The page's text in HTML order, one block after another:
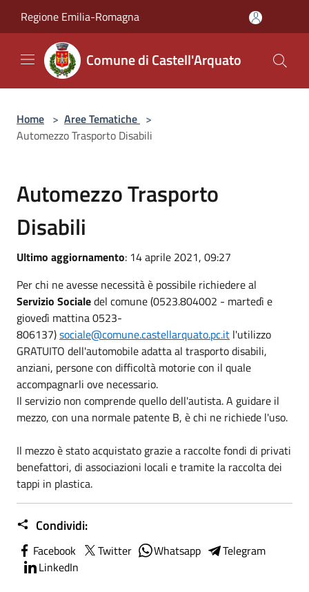
Regione Emilia-Romagna
Comune di Castell'Arquato
Home > Aree Tematiche >
Automezzo Trasporto Disabili
Automezzo Trasporto
Disabili
Ultimo aggiornamento: 14 aprile 2021, 09:27
Per chi ne avesse necessità è possibile richiedere al
Servizio Socialedel comune (0523.804002 - martedì e
giovedì mattina 0523-
806137)sociale@comune.castellarquato.pc.it l'utilizzo
GRATUITO dell'automobile adatta al trasporto disabili,
anziani, persone con difficoltà motorie con il quale
accompagnarli ove necessario.
Il servizio non comprende quello dell'autista. A guidare il
mezzo, con una normale patente B, è chi ne richiede l'uso.
Il mezzo è stato acquistato grazie a raccolte fondi di privati
benefattori, di associazioni locali e tramite la raccolta dei
tappi in plastica.
Condividi:
Facebook Twitter Whatsapp
Telegram
LinkedIn